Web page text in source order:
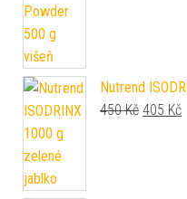
Nutrend
450Kč 405 Kč